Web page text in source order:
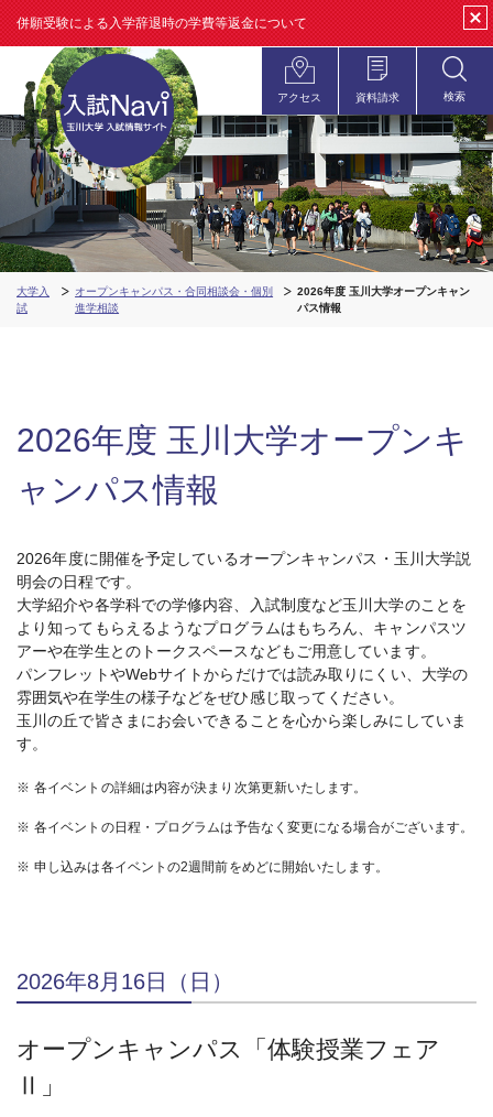
アクセス 資料請求
検索
併願受験による入学辞退時の学費等返金について
大学入
試
オープンキャンパス・合同相談会・個別
進学相談
2026年度 玉川大学オープンキャン
パス情報
2026年度 玉川大学オープンキ
ャンパス情報
2026年度に開催を予定しているオープンキャンパス・玉川大学説
明会の日程です。
大学紹介や各学科での学修内容、入試制度など玉川大学のことを
より知ってもらえるようなプログラムはもちろん、キャンパスツ
アーや在学生とのトークスペースなどもご用意しています。
パンフレットやWebサイトからだけでは読み取りにくい、大学の
雰囲気や在学生の様子などをぜひ感じ取ってください。
玉川の丘で皆さまにお会いできることを心から楽しみにしていま
す。
※ 各イベントの詳細は内容が決まり次第更新いたします。
※ 各イベントの日程・プログラムは予告なく変更になる場合がございます。
※ 申し込みは各イベントの2週間前をめどに開始いたします。
2026年8月16日（日）
オープンキャンパス「体験授業フェア
Ⅱ」